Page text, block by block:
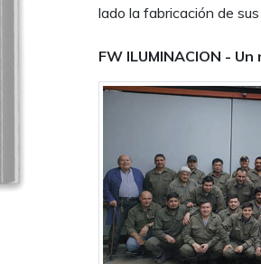
lado la fabricación de
FW ILUMINACION -